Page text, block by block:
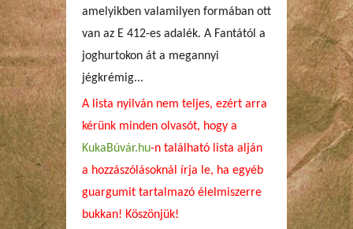
amelyikben valamilyen formában ott
van az E 412-es adalék. A Fantától a
joghurtokon át a megannyi
jégkrémig...
A lista nyilván nem teljes, ezért arra
kérünk minden olvasót, hogy a
KukaBúvár.hu-n található lista alján
a hozzászólásoknál írja le, ha egyéb
guargumit tartalmazó élelmiszerre
bukkan! Köszönjük!